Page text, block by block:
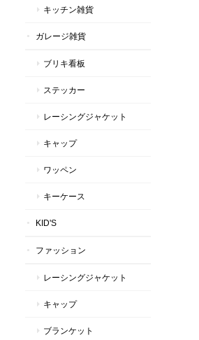
キッチン雑貨
ガレージ雑貨
ブリキ看板
ステッカー
レーシングジャケット
キャップ
ワッペン
キーケース
KID'S
ファッション
レーシングジャケット
キャップ
ブランケット